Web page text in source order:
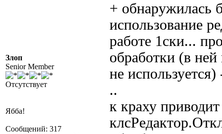
Злоп
Senior Member
Отсутствует
Ябба!
Сообщений: 317
+ обнаружилась
использование
работе 1ски...
обработки (в ней
не
..
к краху